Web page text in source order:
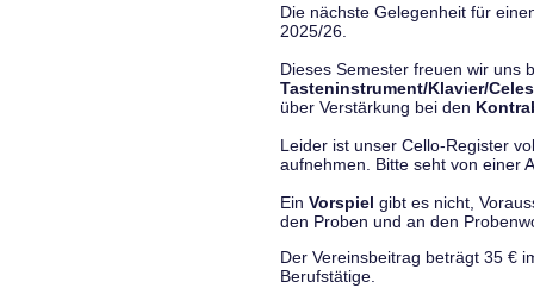
Die nächste Gelegenheit für
2025/26.
Dieses Semester freuen wir uns
Tasteninstrument/Klavier/
über Verstärkung bei den
Leider ist unser Cello-Register
aufnehmen. Bitte seht von einer
Ein Vorspiel gibt es nicht,
den Proben und an den
Der Vereinsbeitrag beträgt 35 €
Berufstätige.